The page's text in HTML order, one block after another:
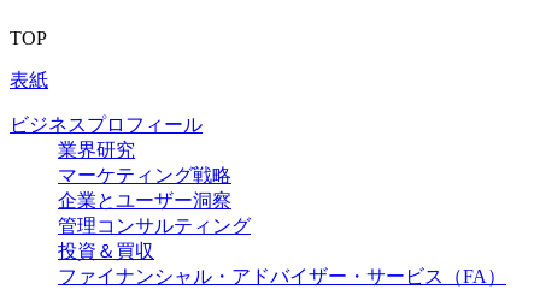
TOP
表紙
ビジネスプロフィール
業界研究
マーケティング戦略
企業とユーザー洞察
管理コンサルティング
投資＆買収
ファイナンシャル・アドバイザー・サービス（FA）